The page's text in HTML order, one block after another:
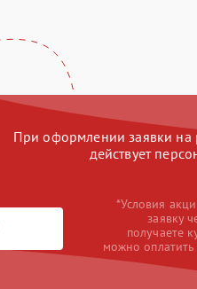
При оформлении заявки на
действует
*Условия
заявку
получаете
можно